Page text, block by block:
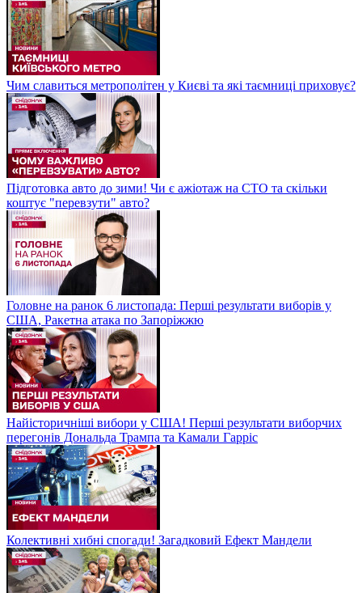
Чим славиться метрополітен у Києві та які таємниці приховує?
Підготовка авто до зими! Чи є ажіотаж на СТО та скільки
коштує "перевзути" авто?
Головне на ранок 6 листопада: Перші результати виборів у
США, Ракетна атака по Запоріжжю
Найісторичніші вибори у США! Перші результати виборчих
перегонів Дональда Трампа та Камали Гарріс
Колективні хибні спогади! Загадковий Ефект Мандели